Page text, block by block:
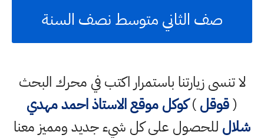
صف الثاني متوسط نصف السنة
لا تنسى زيارتنا باستمرار اكتب في محرك البحث
(قوقل)كوكلموقع الاستاذ احمد مهدي
شلال للحصول على كل شيء جديد ومميز معنا